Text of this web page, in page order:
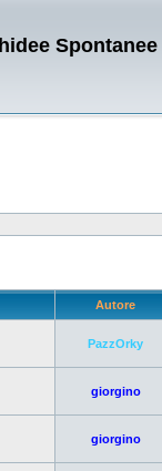
Spontanee
Autore
PazzOrky
giorgino
giorgino